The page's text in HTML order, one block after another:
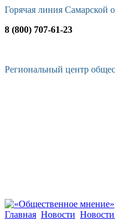
Горячая линия Самарской
8 (800) 707-61-23
Региональный центр
Главная Новости